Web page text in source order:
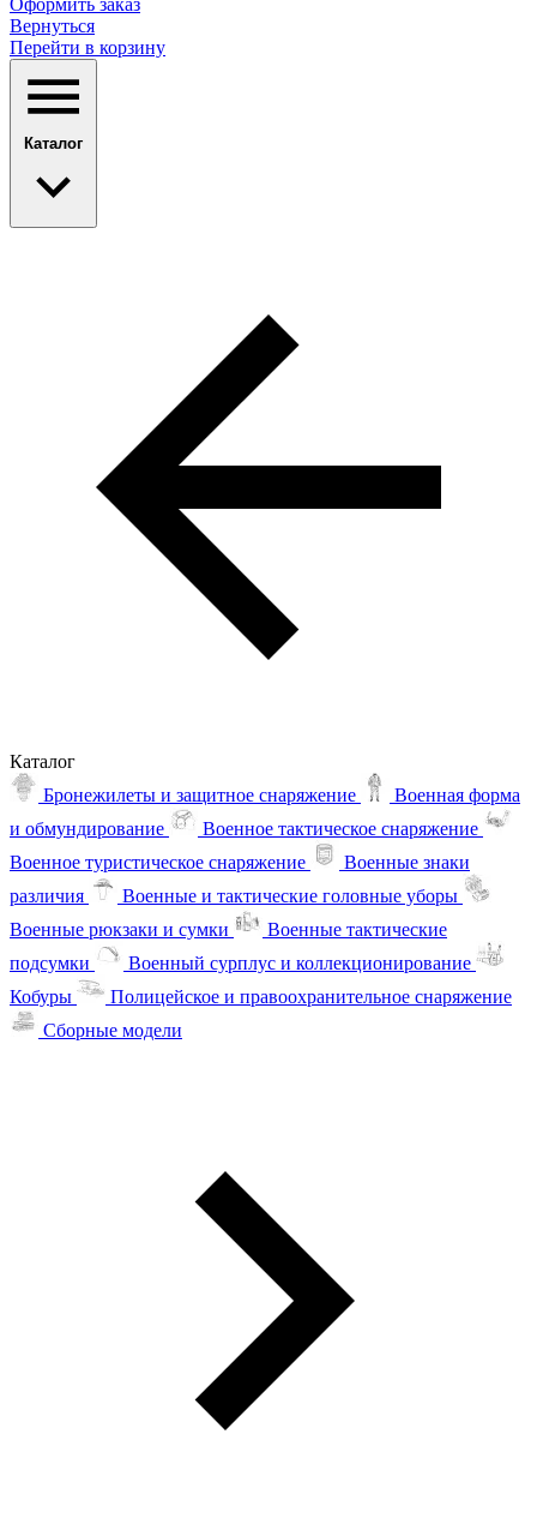
Оформить заказ
Вернуться
Перейти в корзину
Каталог
Каталог
Бронежилеты и защитное снаряжение
Военная форма
и обмундирование
Военное тактическое снаряжение
Военное туристическое снаряжение
Военные знаки
различия
Военные и тактические головные уборы
Военные рюкзаки и сумки
Военные тактические
подсумки
Военный сурплус и коллекционирование
Кобуры
Полицейское и правоохранительное снаряжение
Сборные модели